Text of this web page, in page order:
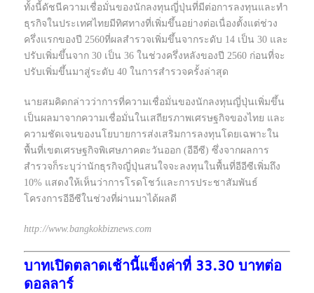
ทั้งนี้ดัชนีความเชื่อมั่นของนักลงทุนญี่ปุ่นที่มีต่อการลงทุนและทำ
ธุรกิจในประเทศไทยมีทิศทางที่เพิ่มขึ้นอย่างต่อเนื่องตั้งแต่ช่วง
ครึ่งแรกของปี 2560ที่ผลสำรวจเพิ่มขึ้นจากระดับ 14 เป็น 30 และ
ปรับเพิ่มขึ้นจาก 30 เป็น 36 ในช่วงครึ่งหลังของปี 2560 ก่อนที่จะ
ปรับเพิ่มขึ้นมาสู่ระดับ 40 ในการสำรวจครั้งล่าสุด
นายสมคิดกล่าวว่าการที่ความเชื่อมั่นของนักลงทุนญี่ปุ่นเพิ่มขึ้น
เป็นผลมาจากความเชื่อมั่นในเสถียรภาพเศรษฐกิจของไทย และ
ความชัดเจนของนโยบายการส่งเสริมการลงทุนโดยเฉพาะใน
พื้นที่เขตเศรษฐกิจพิเศษภาคตะวันออก (อีอีซี) ซึ่งจากผลการ
สำรวจก็ระบุว่านักธุรกิจญี่ปุ่นสนใจจะลงทุนในพื้นที่อีอีซีเพิ่มถึง
10% แสดงให้เห็นว่าการโรดโชว์และการประชาสัมพันธ์
โครงการอีอีซีในช่วงที่ผ่านมาได้ผลดี
http://www.bangkokbiznews.com
บาทเปิดตลาดเช้านี้แข็งค่าที่ 33.30 บาทต่อ
ดอลลาร์